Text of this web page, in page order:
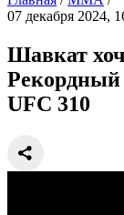
07 декабря 2024,
Шавкат
Рекордный
UFC 310